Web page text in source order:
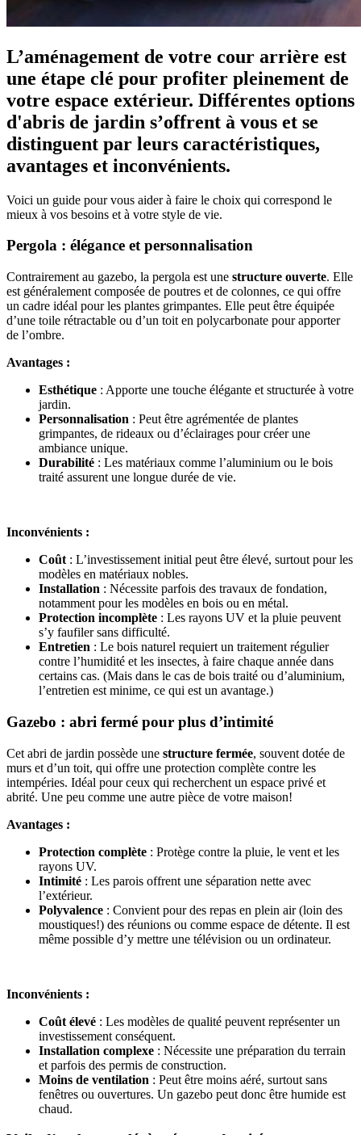
L’aménagement de votre cour arrière est
une étape clé pour profiter pleinement de
votre espace extérieur. Différentes options
d'abris de jardin s’offrent à vous et se
distinguent par leurs caractéristiques,
avantages et inconvénients.
Voici un guide pour vous aider à faire le choix qui correspond le
mieux à vos besoins et à votre style de vie.
Pergola : élégance et personnalisation
Contrairement au gazebo, la pergola est une structure ouverte. Elle
est généralement composée de poutres et de colonnes, ce qui offre
un cadre idéal pour les plantes grimpantes. Elle peut être équipée
d’une toile rétractable ou d’un toit en polycarbonate pour apporter
de l’ombre.
Avantages :
Esthétique : Apporte une touche élégante et structurée à votre
jardin.
Personnalisation : Peut être agrémentée de plantes
grimpantes, de rideaux ou d’éclairages pour créer une
ambiance unique.
Durabilité : Les matériaux comme l’aluminium ou le bois
traité assurent une longue durée de vie.
Inconvénients :
Coût : L’investissement initial peut être élevé, surtout pour les
modèles en matériaux nobles.
Installation : Nécessite parfois des travaux de fondation,
notamment pour les modèles en bois ou en métal.
Protection incomplète : Les rayons UV et la pluie peuvent
s’y faufiler sans difficulté.
Entretien : Le bois naturel requiert un traitement régulier
contre l’humidité et les insectes, à faire chaque année dans
certains cas. (Mais dans le cas de bois traité ou d’aluminium,
l’entretien est minime, ce qui est un avantage.)
Gazebo : abri fermé pour plus d’intimité
Cet abri de jardin possède une structure fermée, souvent dotée de
murs et d’un toit, qui offre une protection complète contre les
intempéries. Idéal pour ceux qui recherchent un espace privé et
abrité. Une peu comme une autre pièce de votre maison!
Avantages :
Protection complète : Protège contre la pluie, le vent et les
rayons UV.
Intimité : Les parois offrent une séparation nette avec
l’extérieur.
Polyvalence : Convient pour des repas en plein air (loin des
moustiques!) des réunions ou comme espace de détente. Il est
même possible d’y mettre une télévision ou un ordinateur.
Inconvénients :
Coût élevé : Les modèles de qualité peuvent représenter un
investissement conséquent.
Installation complexe : Nécessite une préparation du terrain
et parfois des permis de construction.
Moins de ventilation : Peut être moins aéré, surtout sans
fenêtres ou ouvertures. Un gazebo peut donc être humide est
chaud.